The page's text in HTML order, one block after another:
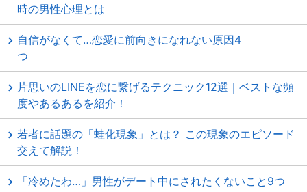
時の男性心理とは
自信がなくて…恋愛に前向きになれない原因4
つ
片思いのLINEを恋に繋げるテクニック12選｜ベストな頻
度やあるあるを紹介！
若者に話題の「蛙化現象」とは？ この現象のエピソード
交えて解説！
「冷めたわ…」男性がデート中にされたくないこと9つ